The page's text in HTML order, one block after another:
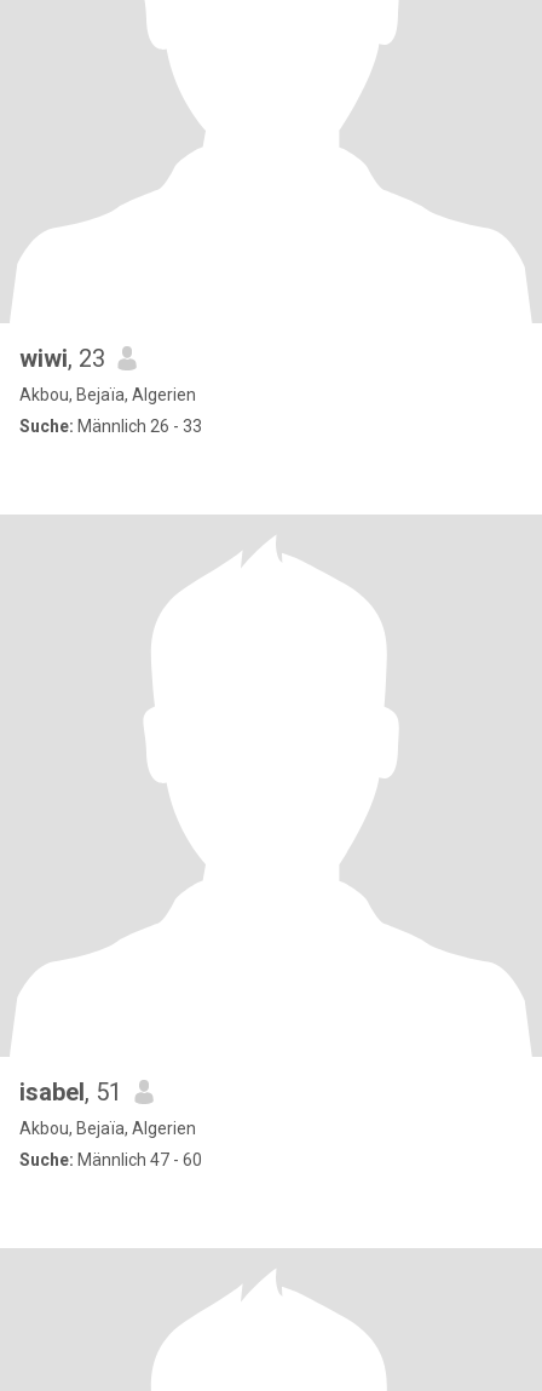
wiwi, 23
Akbou, Bejaïa, Algerien
Suche: Männlich 26 - 33
isabel, 51
Akbou, Bejaïa, Algerien
Suche: Männlich 47 - 60